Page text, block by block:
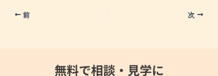
前 次
無料で相談・見学に